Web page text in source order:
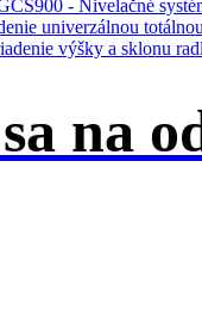
- Nivelačné
univerzálnou
výšky a sklonu
na